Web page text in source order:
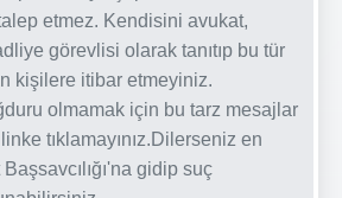
etmez. Kendisini avukat,
görevlisi olarak tanıtıp bu tür
kişilere itibar etmeyiniz.
olmamak için bu tarz mesajlar
tıklamayınız.Dilerseniz en
gidip suç